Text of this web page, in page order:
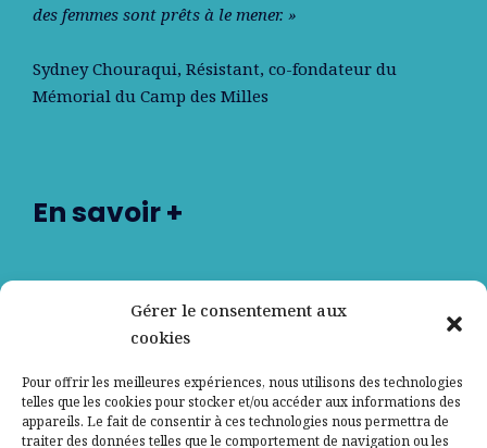
Gérer le consentement aux
cookies
Pour offrir les meilleures expériences, nous utilisons des technologies
telles que les cookies pour stocker et/ou accéder aux informations des
appareils. Le fait de consentir à ces technologies nous permettra de
traiter des données telles que le comportement de navigation ou les
des femmes sont prêts à le mener. »
Sydney Chouraqui, Résistant, co-fondateur du
Mémorial du Camp des Milles
En savoir +
Nos partenaires
Contactez-nous